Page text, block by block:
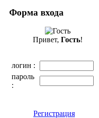
Форма входа
Привет, Гость!
логин :
пароль
:
Регистрация